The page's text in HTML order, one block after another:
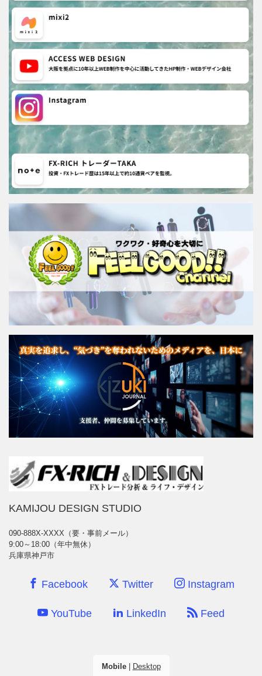
KAMIJOU DESIGN STUDIO
090-888X-XXXX（要・事前メール）
9:00～18:00（年中無休）
兵庫県神戸市
Facebook Twitter Instagram
YouTube LinkedIn Feed
Mobile| Desktop